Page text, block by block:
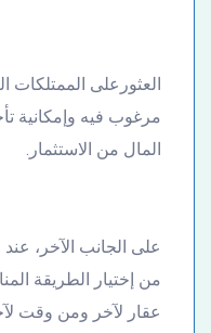
العثورعلى الممتلكات
مرغوب فيه وإمكانية
المال من الاستثمار.
على الجانب الآخر،
من إختيار الطريقة
عقار لآخر ومن وقت